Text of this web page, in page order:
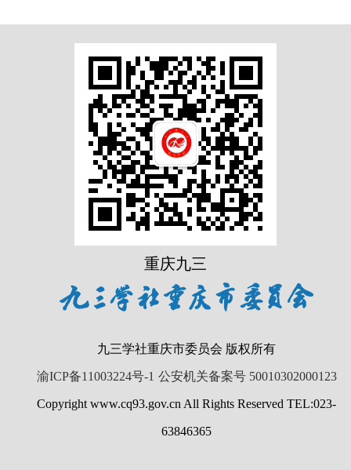
重庆九三
九三学社重庆市委员会 版权所有
渝ICP备11003224号-1 公安机关备案号 50010302000123
Copyright www.cq93.gov.cn All Rights Reserved TEL:023-
63846365